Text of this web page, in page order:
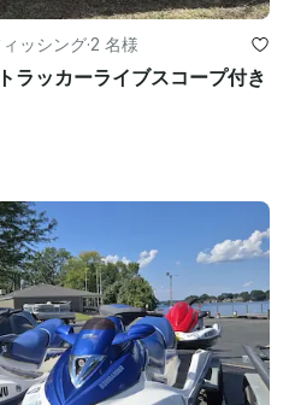
ッシング·2 名様
ラッカーライブスコープ付き